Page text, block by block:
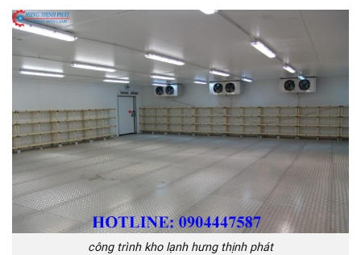
công trình kho lạnh hưng thịnh phát